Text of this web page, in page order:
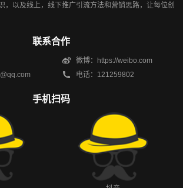
，以及线上，线下推广引流方法和营销思路，让每位创
联系合作
微博：https://weibo.com
电话：121259802
手机扫码